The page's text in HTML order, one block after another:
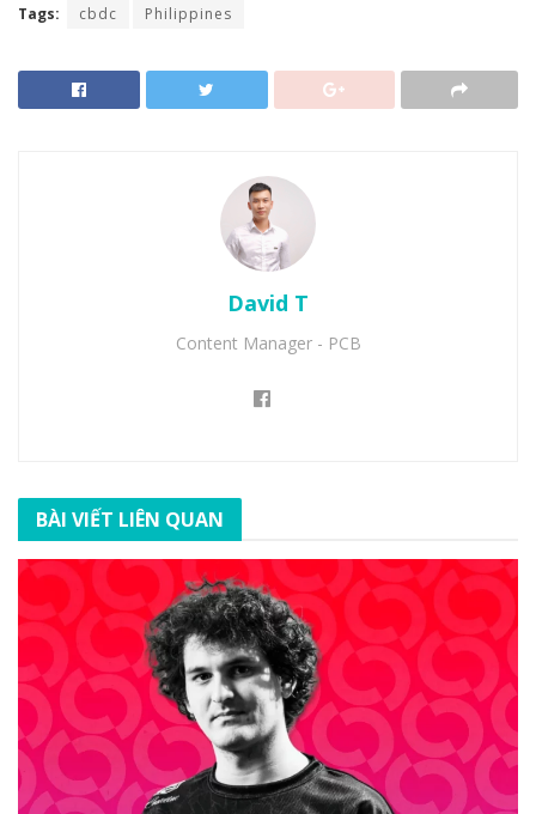
Tags: cbdc Philippines
David T
Content Manager - PCB
BÀI VIẾT LIÊN QUAN